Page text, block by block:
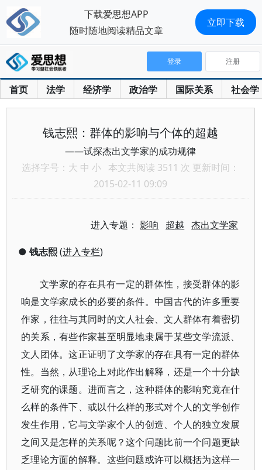
首页 法学 经济学 政治学 国际关系 社会学
登录 注册
钱志熙：群体的影响与个体的超越
——试探杰出文学家的成功规律
选择字号： 大 中 小 本文共阅读 3511 次 更新时间：
2015-02-11 09:09
进入专题：影响 超越 杰出文学家
● 钱志熙(进入专栏)
文学家的存在具有一定的群体性，接受群体的影
响是文学家成长的必要的条件。中国古代的许多重要
作家，往往与其同时的文人社会、文人群体有着密切
的关系，有些作家甚至明显地隶属于某些文学流派、
文人团体。这正证明了文学家的存在具有一定的群体
性。当然，从理论上对此作出解释，还是一个十分缺
乏研究的课题。进而言之，这种群体的影响究竟在什
么样的条件下、或以什么样的形式对个人的文学创作
发生作用，它与文学家个人的创造、个人的独立发展
之间又是怎样的关系呢？这个问题比前一个问题更缺
乏理论方面的解释。这些问题或许可以概括为这样一
下载爱思想APP
随时随地阅读精品文章
立即下载